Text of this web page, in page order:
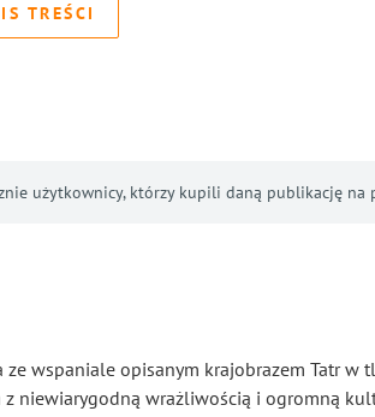
TREŚCI
użytkownicy, którzy kupili daną publikację na
ze wspaniale opisanym krajobrazem Tatr w
z niewiarygodną wrażliwością i ogromną